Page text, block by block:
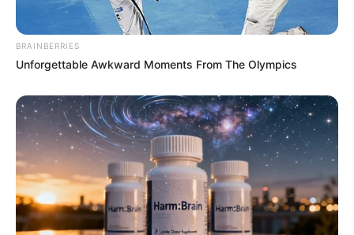
BRAINBERRIES
Unforgettable Awkward Moments From The Olympics